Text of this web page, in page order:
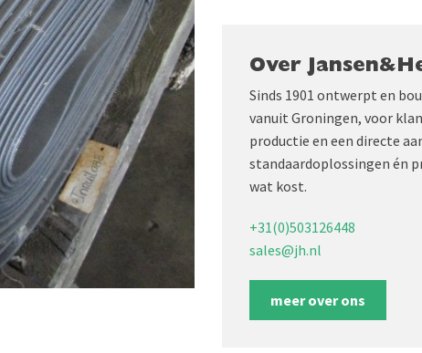
Over
Sinds 1901 ontwerpt en
vanuit Groningen, voor
productie en een directe
standaardoplossingen én
wat kost.
+31(0)503126448
sales@jh.nl
meer over ons